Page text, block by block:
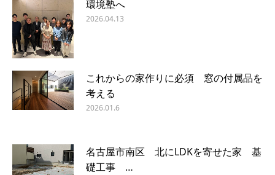
環境塾へ
2026.04.13
これからの家作りに必須 窓の付属品を
考える
2026.01.6
名古屋市南区 北にLDKを寄せた家 基
礎工事 …